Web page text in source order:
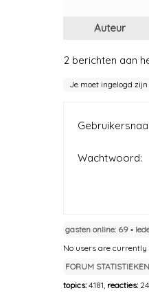
Auteur
2 berichten aan
Je moet ingelogd
Wachtwoord:
gasten online: 69 ▪︎
No users are currently
FORUM STATISTIEKEN
topics: 4.181, reacties: